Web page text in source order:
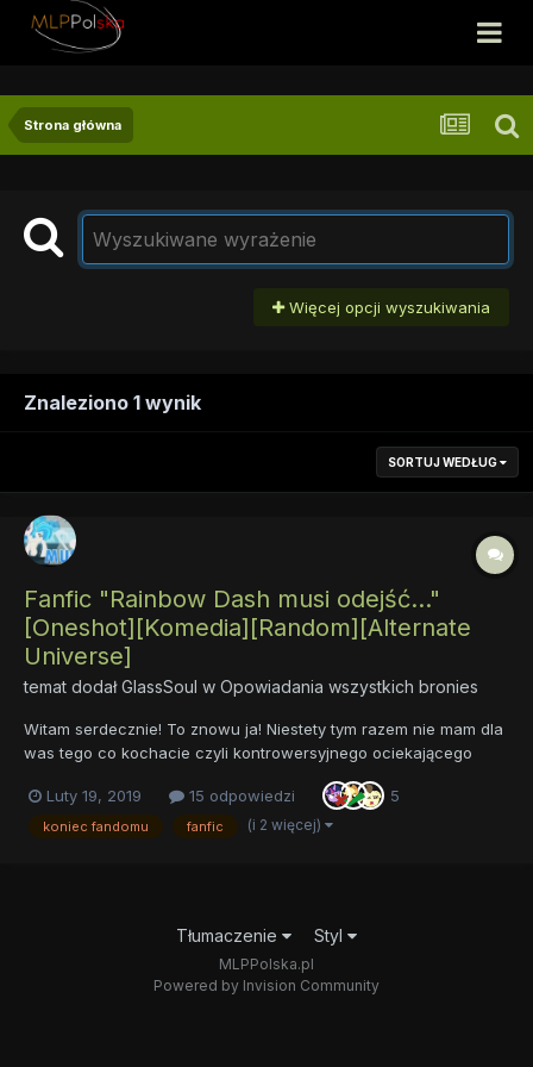
Strona główna
Więcej opcji wyszukiwania
Znaleziono 1 wynik
SORTUJ WEDŁUG
Fanfic "Rainbow Dash musi odejść..."
[Oneshot][Komedia][Random][Alternate
Universe]
temat dodałGlassSoul w Opowiadania wszystkich bronies
Witam serdecznie! To znowu ja! Niestety tym razem nie mam dla
was tego co kochacie czyli kontrowersyjnego ociekającego
wyłuzdane. Fanfic ten opowiada o tym że pewnego dnia kucyki
postanawiają pozbyć się Rainbow Dash. Rainbow Dash chcąc
Luty 19, 2019 15 odpowiedzi 5
koniec fandomu fanfic (i 2 więcej)
Tłumaczenie Styl
MLPPolska.pl
Powered by Invision Community